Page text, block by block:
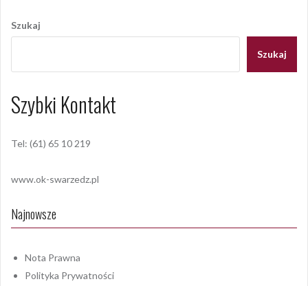
wpisu
Szukaj
Szukaj
Szybki Kontakt
Tel: (61) 65 10 219
www.ok-swarzedz.pl
Najnowsze
Nota Prawna
Polityka Prywatności